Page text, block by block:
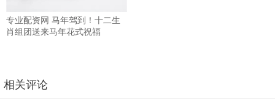
专业配资网 马年驾到！十二生
肖组团送来马年花式祝福
相关评论